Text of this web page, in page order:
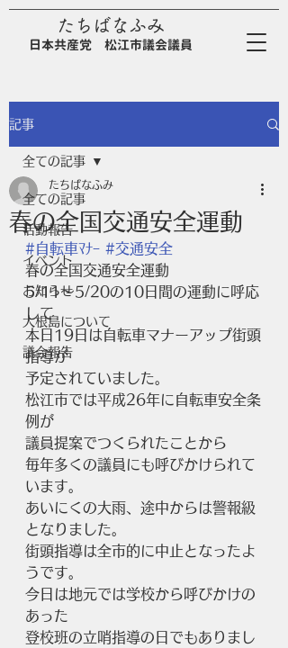
たちばなふみ
日本共産党 松江市議会議員
記事
全ての記事
活動報告
イベント
お知らせ
大根島について
議会報告
全ての記事
春の全国交通安全運動
たちばなふみ
#自転車ﾏﾅｰ #交通安全
春の全国交通安全運動
5/11～5/20の10日間の運動に呼応
して
本日19日は自転車マナーアップ街頭
指導が
予定されていました。
松江市では平成26年に自転車安全条
例が
議員提案でつくられたことから
毎年多くの議員にも呼びかけられて
います。
あいにくの大雨、途中からは警報級
となりました。
街頭指導は全市的に中止となったよ
うです。
今日は地元では学校から呼びかけの
あった
登校班の立哨指導の日でもありまし